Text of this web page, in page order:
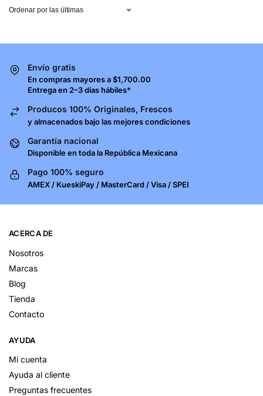
Envío gratis
En compras mayores a $1,700.00
Entrega en 2–3 días hábiles*
Producos 100% Originales, Frescos
y almacenados bajo las mejores condiciones
Garantía nacional
Disponible en toda la República Mexicana
Pago 100% seguro
AMEX / KueskiPay / MasterCard / Visa / SPEI
ACERCA DE
Nosotros
Marcas
Blog
Tienda
Contacto
AYUDA
Mi cuenta
Ayuda al cliente
Preguntas frecuentes